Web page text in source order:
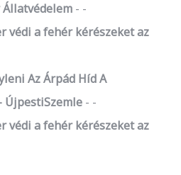
Állatvédelem
-
védi a fehér kérészeket az
Az Árpád Híd A
ÚjpestiSzemle
-
védi a fehér kérészeket az